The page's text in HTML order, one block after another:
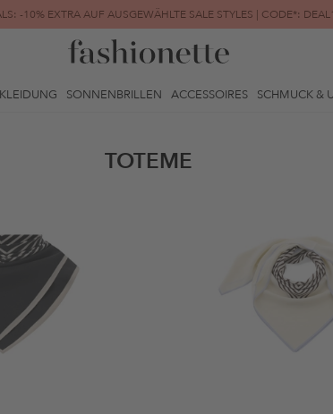
-10% EXTRA AUF AUSGEWÄHLTE SALE STYLES | CODE*:
FINAL SALE | BIS ZU -80% REDUZIERT
KLEIDUNG SONNENBRILLEN ACCESSOIRES SCHMUCK &
TOTEME